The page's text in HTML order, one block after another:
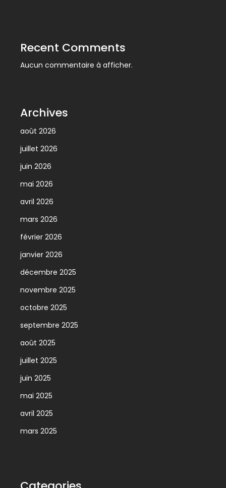
Recent Comments
Aucun commentaire à afficher.
Archives
août 2026
juillet 2026
juin 2026
mai 2026
avril 2026
mars 2026
février 2026
janvier 2026
décembre 2025
novembre 2025
octobre 2025
septembre 2025
août 2025
juillet 2025
juin 2025
mai 2025
avril 2025
mars 2025